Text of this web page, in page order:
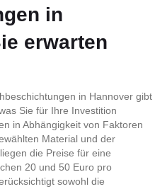
in
erwarten
in Hannover gibt
Sie für Ihre Investition
in Abhängigkeit von Faktoren
Material und der
die Preise für eine
20 und 50 Euro pro
sowohl die